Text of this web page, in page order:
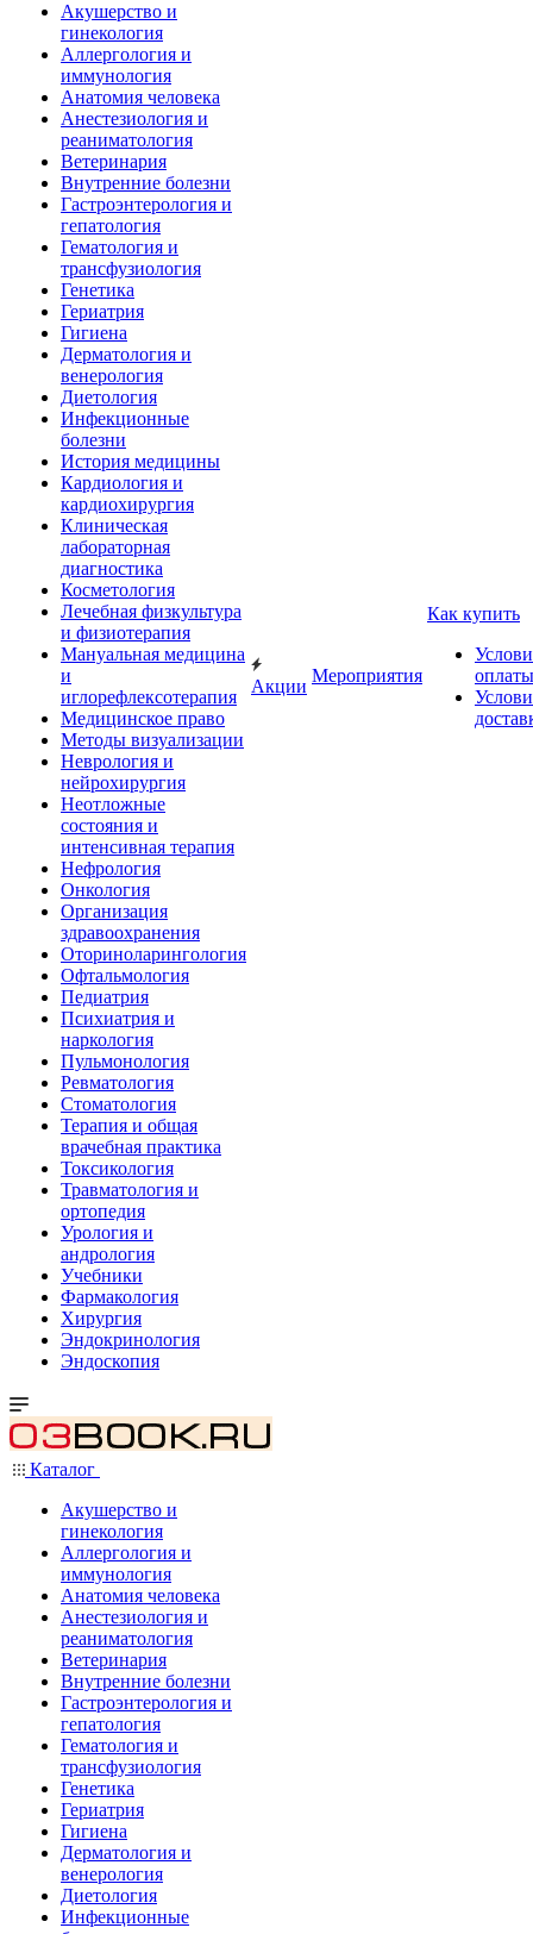
Акушерство и
гинекология
Аллергология и
иммунология
Анатомия человека
Анестезиология и
реаниматология
Ветеринария
Внутренние болезни
Гастроэнтерология и
гепатология
Гематология и
трансфузиология
Генетика
Гериатрия
Гигиена
Дерматология и
венерология
Диетология
Инфекционные
болезни
История медицины
Кардиология и
кардиохирургия
Клиническая
лабораторная
диагностика
Косметология
Лечебная физкультура
и физиотерапия
Мануальная медицина
и
иглорефлексотерапия
Медицинское право
Методы визуализации
Неврология и
нейрохирургия
Неотложные
состояния и
интенсивная терапия
Нефрология
Онкология
Организация
здравоохранения
Оториноларингология
Офтальмология
Педиатрия
Психиатрия и
наркология
Пульмонология
Ревматология
Стоматология
Терапия и общая
врачебная практика
Токсикология
Травматология и
ортопедия
Урология и
андрология
Учебники
Фармакология
Хирургия
Эндокринология
Эндоскопия
Акции
Мероприятия
Как купить
оплаты
Каталог
Акушерство и
гинекология
Аллергология и
иммунология
Анатомия человека
Анестезиология и
реаниматология
Ветеринария
Внутренние болезни
Гастроэнтерология и
гепатология
Гематология и
трансфузиология
Генетика
Гериатрия
Гигиена
Дерматология и
венерология
Диетология
Инфекционные